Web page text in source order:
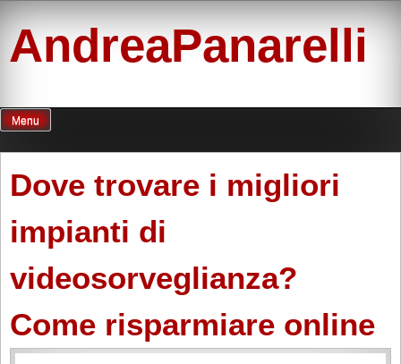
content
AndreaPanarelli
Menu
Dove trovare i migliori
impianti di
videosorveglianza?
Come risparmiare online